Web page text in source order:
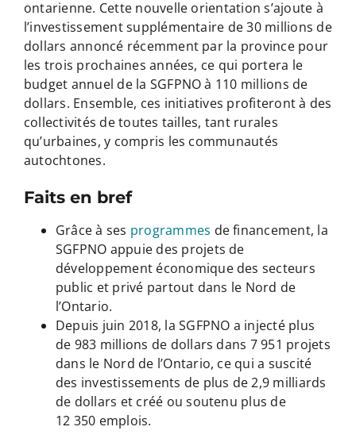
ontarienne. Cette nouvelle orientation s’ajoute à
l’investissement supplémentaire de 30 millions de
dollars annoncé récemment par la province pour
les trois prochaines années, ce qui portera le
budget annuel de la SGFPNO à 110 millions de
dollars. Ensemble, ces initiatives profiteront à des
collectivités de toutes tailles, tant rurales
qu’urbaines, y compris les communautés
autochtones.
Faits en bref
Grâce à ses programmes de financement, la
SGFPNO appuie des projets de
développement économique des secteurs
public et privé partout dans le Nord de
l’Ontario.
Depuis juin 2018, la SGFPNO a injecté plus
de 983 millions de dollars dans 7 951 projets
dans le Nord de l’Ontario, ce qui a suscité
des investissements de plus de 2,9 milliards
de dollars et créé ou soutenu plus de
12 350 emplois.